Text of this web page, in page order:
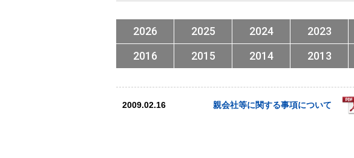
2026 2025 2024 2023
2016
2015 2014 2013
2009.02.16 親会社等に関する事項について